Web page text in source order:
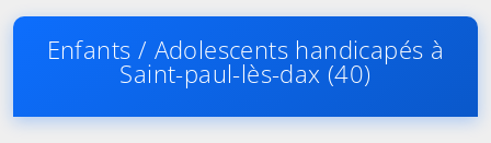
Enfants / Adolescents handicapés à
Saint-paul-lès-dax (40)